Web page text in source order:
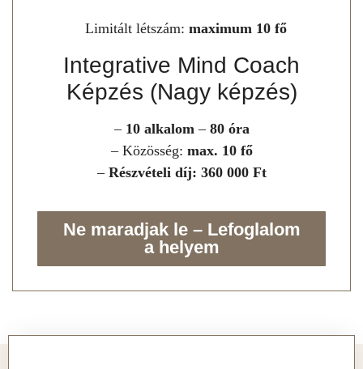
Limitált létszám: maximum 10 fő
Integrative Mind Coach
Képzés (Nagy képzés)
– 10 alkalom – 80 óra
– Közösség: max. 10 fő
– Részvételi díj: 360 000 Ft
Ne maradjak le – Lefoglalom
a helyem